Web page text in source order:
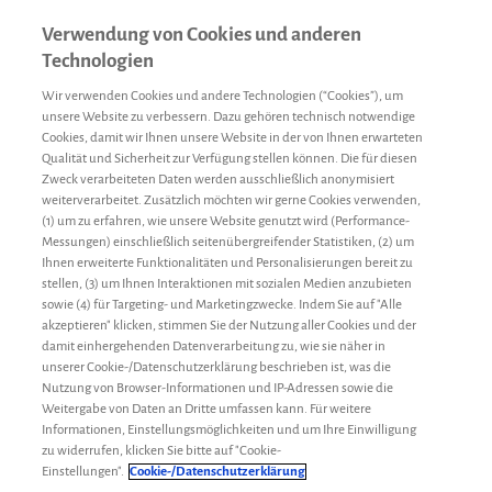
Alltagstipps Meikel 10. Januar 2019
Alltag mit Hämophilie A
Verwendung von Cookies und anderen
Technologien
Wir verwenden Cookies und andere Technologien (“Cookies”), um
unsere Website zu verbessern. Dazu gehören technisch notwendige
Cookies, damit wir Ihnen unsere Website in der von Ihnen erwarteten
Qualität und Sicherheit zur Verfügung stellen können. Die für diesen
Zweck verarbeiteten Daten werden ausschließlich anonymisiert
weiterverarbeitet. Zusätzlich möchten wir gerne Cookies verwenden,
(1) um zu erfahren, wie unsere Website genutzt wird (Performance-
Messungen) einschließlich seitenübergreifender Statistiken, (2) um
Ihnen erweiterte Funktionalitäten und Personalisierungen bereit zu
stellen, (3) um Ihnen Interaktionen mit sozialen Medien anzubieten
sowie (4) für Targeting- und Marketingzwecke. Indem Sie auf "Alle
akzeptieren" klicken, stimmen Sie der Nutzung aller Cookies und der
damit einhergehenden Datenverarbeitung zu, wie sie näher in
unserer Cookie-/Datenschutzerklärung beschrieben ist, was die
Nutzung von Browser-Informationen und IP-Adressen sowie die
Weitergabe von Daten an Dritte umfassen kann. Für weitere
Informationen, Einstellungsmöglichkeiten und um Ihre Einwilligung
zu widerrufen, klicken Sie bitte auf "Cookie-
Einstellungen". Cookie-/Datenschutzerklärung